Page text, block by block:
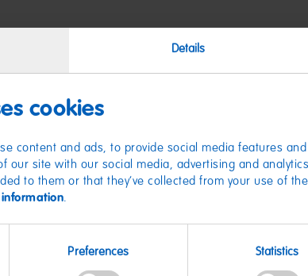
Details
cookies
content and ads, to provide social media features
our site with our social media, advertising and
to them or that they’ve collected from your use of
.
Preferences Statistics